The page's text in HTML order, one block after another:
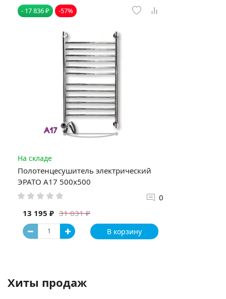
- 17 836 ₽ -57%
На складе
Полотенцесушитель электрический
ЭРАТО А17 500x500
0
31 031 ₽
13 195 ₽
В корзину
Хиты продаж